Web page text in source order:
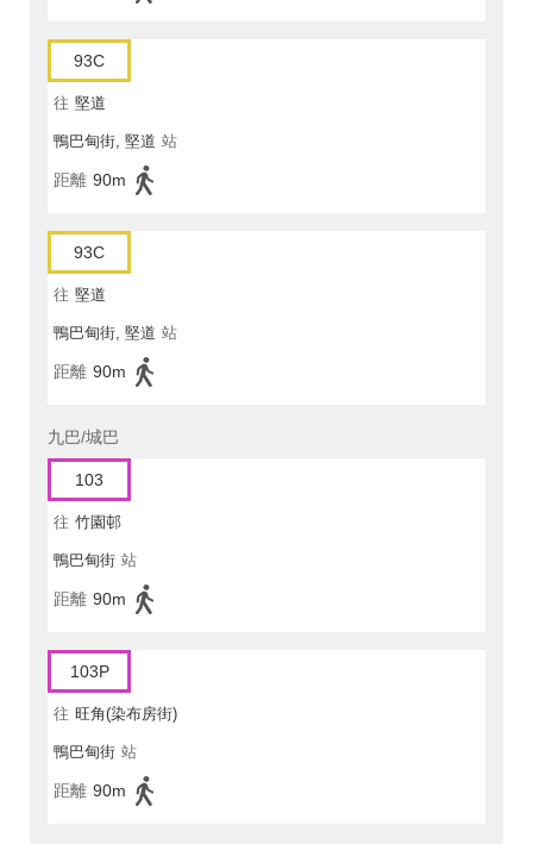
93C
往 堅道
鴨巴甸街, 堅道 站
距離 90m
93C
往 堅道
鴨巴甸街, 堅道 站
距離 90m
九巴/城巴
103
往 竹園邨
鴨巴甸街 站
距離 90m
103P
往 旺角(染布房街)
鴨巴甸街 站
距離 90m